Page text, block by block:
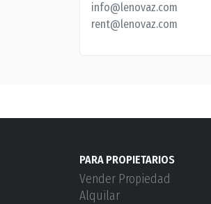
info@lenovaz.com
rent@lenovaz.com
PARA PROPIETARIOS
Vender Propiedad
Alquilar